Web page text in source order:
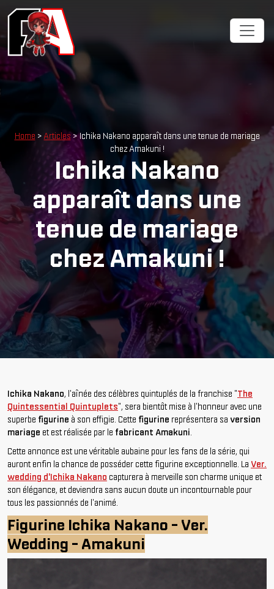
Home > Articles> Ichika Nakano apparaît dans une tenue de mariage
chez Amakuni !
Ichika Nakano
apparaît dans une
tenue de mariage
chez Amakuni !
Ichika Nakano, l'aînée des célèbres quintuplés de la franchise "The
Quintessential Quintuplets", sera bientôt mise à l'honneur avec une
superbe figurine à son effigie. Cette figurine représentera sa version
mariage et est réalisée par le fabricant Amakuni.
Cette annonce est une véritable aubaine pour les fans de la série, qui
auront enfin la chance de posséder cette figurine exceptionnelle. La Ver.
wedding d'Ichika Nakano capturera à merveille son charme unique et
son élégance, et deviendra sans aucun doute un incontournable pour
tous les passionnés de l'animé.
Figurine Ichika Nakano - Ver.
Wedding - Amakuni